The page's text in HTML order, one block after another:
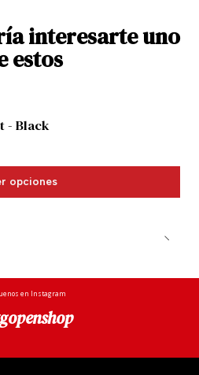
interesarte uno
estos
- Black
opciones
en Instagram